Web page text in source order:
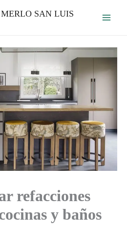
SAN LUIS
refacciones
y baños